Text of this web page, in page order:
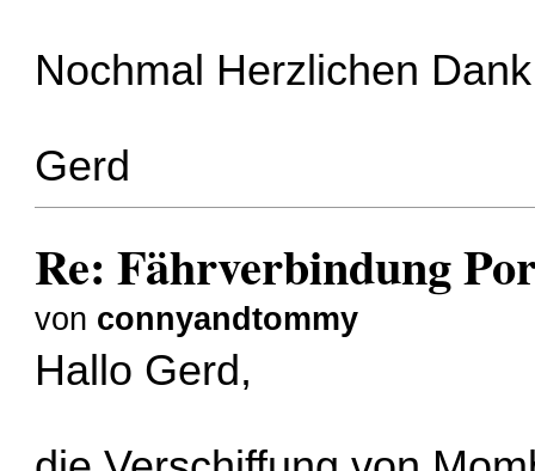
Nochmal Herzlichen
Gerd
Re: Fährverbindung
von connyandtommy
Hallo Gerd,